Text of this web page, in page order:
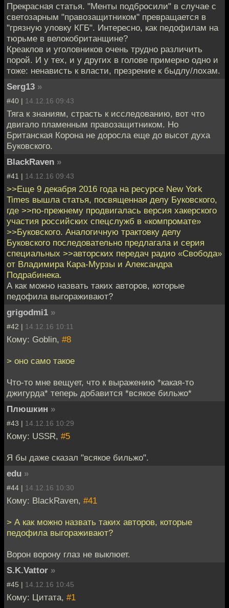
Прекрасная статья. "Менты подбросили" в случае с
светозарным "правозащитником" превращается в
"грязную уловку КГБ". Интересно, как педофилам на
тюрьме в велокобританщине?
Креаклов и уголовников очень трудно различить
порой. И у тех, и у других в голове примерно одно и
тоже: ненависть к власти, презрение к быдлу/лохам.
Serg13 »
#40 | 14.12.16 09:43
Тяга к знаниям, страсть к исследованию, вот что
двигало пламенным правозащитником. Но
Британская Корона не доросла еще до высот духа
Буковского.
BlackRaven »
#41 | 14.12.16 09:43
>>Еще 9 декабря 2016 года на ресурсе New York
Times вышла статья, посвященная делу Буковского,
где >>по-прежнему продвигалась версия хакерского
участия российских спецслужб в «компромате»
>>Буковского. Аналогичную трактовку делу
Буковского последовательно предлагала и серия
специальных >>авторских передач радио «Свобода»
от Владимира Кара-Мурзы и Александра
Подрабинека.
А как можно назвать таких авторов, которые
педофила выгораживают?
grigodmi1 »
#42 | 14.12.16 10:11
Кому: Goblin, #8
> оно само такое
Что-то мне вещует, что к выражению *какая-то
джигурда* теперь добавится *всякое бильжо*
Плюшкин »
#43 | 14.12.16 10:29
Кому: USSR, #5
Я бы даже сказал "всякое бильжо".
edu »
#44 | 14.12.16 10:30
Кому: BlackRaven, #41
> А как можно назвать таких авторов, которые
педофила выгораживают?
Ворон ворону глаз не выклюет.
S.K.Vattor »
#45 | 14.12.16 10:45
Кому: Цитата, #1